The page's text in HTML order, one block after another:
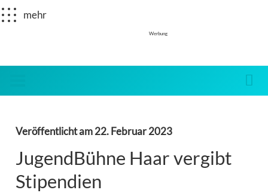
mehr
Werbung
Veröffentlicht am22. Februar 2023
JugendBühne Haar vergibt
Stipendien